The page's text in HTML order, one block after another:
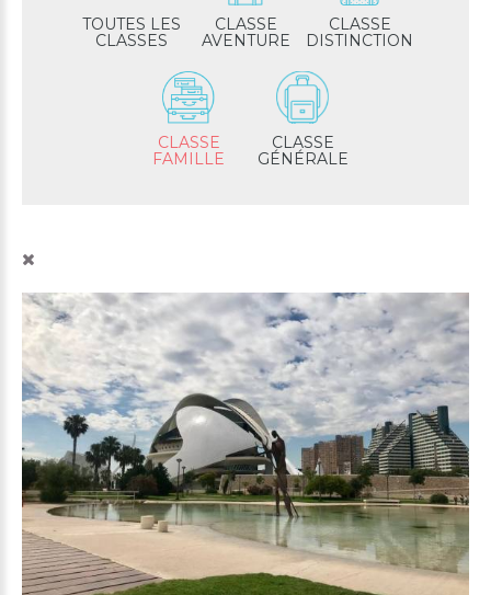
TOUTES LES
CLASSES
CLASSE
AVENTURE
CLASSE
DISTINCTION
CLASSE
FAMILLE
CLASSE
GÉNÉRALE